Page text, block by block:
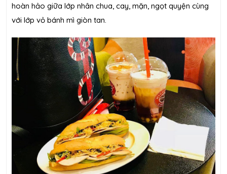
hoàn hảo giữa lớp nhân chua, cay, mặn, ngọt quyện cùng
với lớp vỏ bánh mì giòn tan.